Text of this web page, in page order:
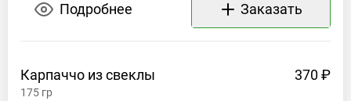
Подробнее Заказать
Карпаччо изсвеклы 370 ₽
175 гр